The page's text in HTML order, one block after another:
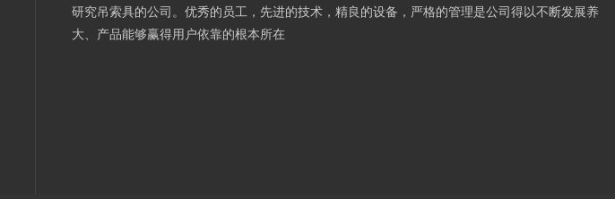
研究吊索具的公司。优秀的员工，先进的技术，精良的设备，严格的管理是公司得以不断发展养
大、产品能够赢得用户依靠的根本所在